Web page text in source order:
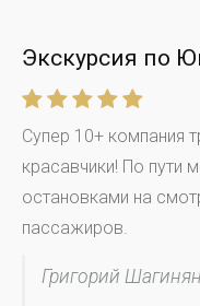
Экскурсия по
Супер 10+ компания
красавчики! По пути
остановками на
пассажиров.
Григорий Шагинян